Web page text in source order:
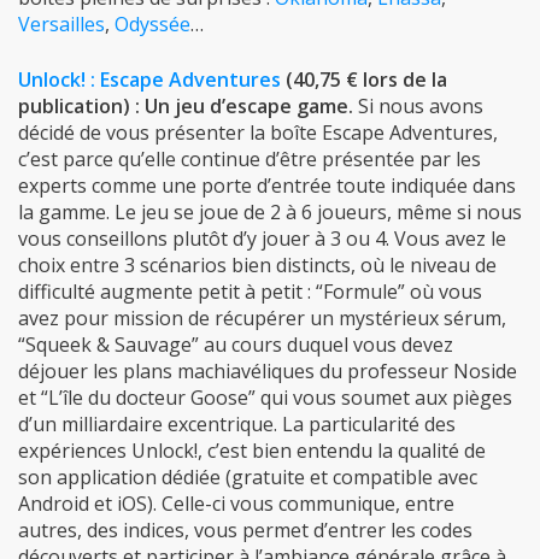
Unlock! : Escape Adventures
publication) : Un jeu d’escape game.Si nous avons
décidé de vous présenter la boîte Escape Adventures,
c’est parce qu’elle continue d’être présentée par les
experts comme une porte d’entrée toute indiquée dans
la gamme. Le jeu se joue de 2 à 6 joueurs, même si nous
vous conseillons plutôt d’y jouer à 3 ou 4. Vous avez le
choix entre 3 scénarios bien distincts, où le niveau de
difficulté augmente petit à petit : “Formule” où vous
avez pour mission de récupérer un mystérieux sérum,
“Squeek & Sauvage” au cours duquel vous devez
déjouer les plans machiavéliques du professeur Noside
et “L’île du docteur Goose” qui vous soumet aux pièges
d’un milliardaire excentrique. La particularité des
expériences Unlock!, c’est bien entendu la qualité de
son application dédiée (gratuite et compatible avec
Android et iOS). Celle-ci vous communique, entre
autres, des indices, vous permet d’entrer les codes
découverts et participer à l’ambiance générale grâce à
son compte à rebours et sa musique.